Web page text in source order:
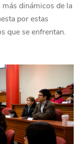
dinámicos de la
por estas
que se enfrentan.